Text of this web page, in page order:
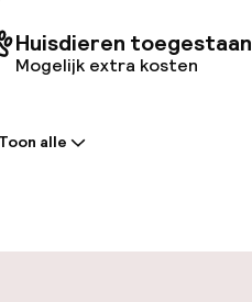
Huisdieren toegestaan
Mogelijk extra kosten
Toon alle